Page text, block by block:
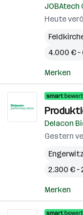
JOBAtech
Heute
4.000 €
Merken
Delacon
Gestern
2.300 €
Merken